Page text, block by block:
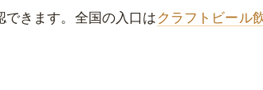
できます。全国の入口は クラフトビール